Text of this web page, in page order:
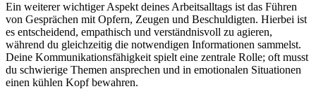
Ein weiterer wichtiger Aspekt deines Arbeitsalltags ist das Führen
von Gesprächen mit Opfern, Zeugen und Beschuldigten. Hierbei ist
es entscheidend, empathisch und verständnisvoll zu agieren,
während du gleichzeitig die notwendigen Informationen sammelst.
Deine Kommunikationsfähigkeit spielt eine zentrale Rolle; oft musst
du schwierige Themen ansprechen und in emotionalen Situationen
einen kühlen Kopf bewahren.